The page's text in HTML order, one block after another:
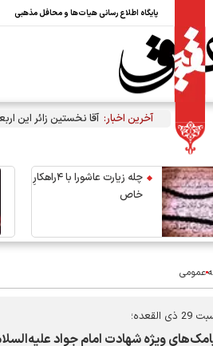
پایگاه اطلاع رسانی هیات‌ها و محافل مذهبی
آخرین اخبار: آقا نخستین زائر این
چله زیارت عاشورا با ۴راهکارِ
خاص
عمومی
القعده؛
ویژه شهادت امام جواد